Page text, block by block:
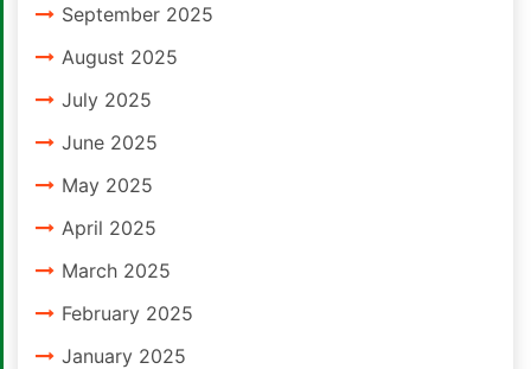
September 2025
August 2025
July 2025
June 2025
May 2025
April 2025
March 2025
February 2025
January 2025